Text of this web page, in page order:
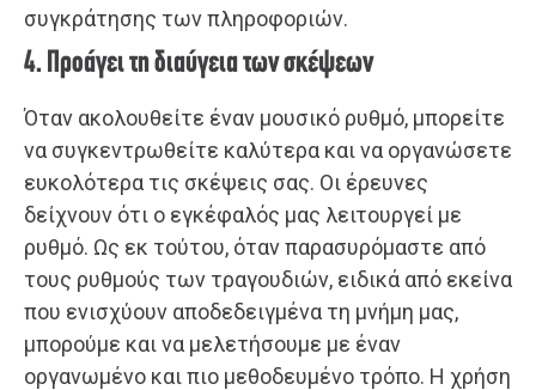
συγκράτησης των πληροφοριών.
4. Προάγει τη διαύγεια των σκέψεων
Όταν ακολουθείτε έναν μουσικό ρυθμό, μπορείτε
να συγκεντρωθείτε καλύτερα και να οργανώσετε
ευκολότερα τις σκέψεις σας. Οι έρευνες
δείχνουν ότι ο εγκέφαλός μας λειτουργεί με
ρυθμό. Ως εκ τούτου, όταν παρασυρόμαστε από
τους ρυθμούς των τραγουδιών, ειδικά από εκείνα
που ενισχύουν αποδεδειγμένα τη μνήμη μας,
μπορούμε και να μελετήσουμε με έναν
οργανωμένο και πιο μεθοδευμένο τρόπο. Η χρήση